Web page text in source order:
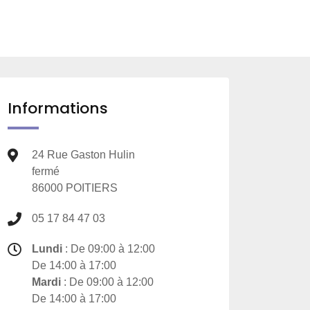
Informations
24 Rue Gaston Hulin
fermé
86000 POITIERS
05 17 84 47 03
Lundi : De 09:00 à 12:00
De 14:00 à 17:00
Mardi : De 09:00 à 12:00
De 14:00 à 17:00